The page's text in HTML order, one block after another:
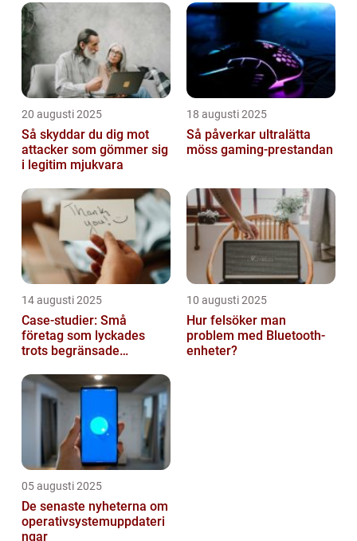
20 augusti 2025
Så skyddar du dig mot
attacker som gömmer sig
i legitim mjukvara
18 augusti 2025
Så påverkar ultralätta
möss gaming-prestandan
14 augusti 2025
Case-studier: Små
företag som lyckades
trots begränsade
10 augusti 2025
Hur felsöker man
problem med Bluetooth-
enheter?
05 augusti 2025
De senaste nyheterna om
operativsystemuppdateri
ngar